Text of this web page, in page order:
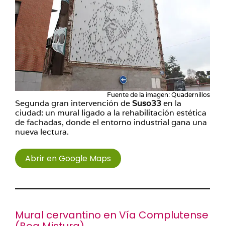
Fuente de la imagen: Quadernillos
Segunda gran intervención de Suso33en la
ciudad: un mural ligado a la rehabilitación estética
de fachadas, donde el entorno industrial gana una
nueva lectura.
Abrir en Google Maps
Mural cervantino en Vía Complutense